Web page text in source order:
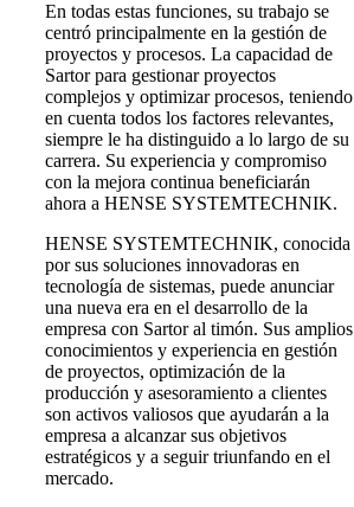
En todas estas funciones, su trabajo se
centró principalmente en la gestión de
proyectos y procesos. La capacidad de
Sartor para gestionar proyectos
complejos y optimizar procesos, teniendo
en cuenta todos los factores relevantes,
siempre le ha distinguido a lo largo de su
carrera. Su experiencia y compromiso
con la mejora continua beneficiarán
ahora a HENSE SYSTEMTECHNIK.
HENSE SYSTEMTECHNIK, conocida
por sus soluciones innovadoras en
tecnología de sistemas, puede anunciar
una nueva era en el desarrollo de la
empresa con Sartor al timón. Sus amplios
conocimientos y experiencia en gestión
de proyectos, optimización de la
producción y asesoramiento a clientes
son activos valiosos que ayudarán a la
empresa a alcanzar sus objetivos
estratégicos y a seguir triunfando en el
mercado.